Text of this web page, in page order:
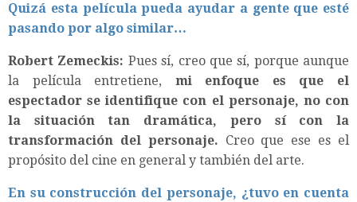
Quizá esta película pueda ayudar a gente que esté
pasando por algo similar…
Robert Zemeckis: Pues sí, creo que sí, porque aunque
la película entretiene, mi enfoque es que el
espectador se identifique con el personaje, no con
la situación tan dramática, pero sí con la
transformación del personaje. Creo que ese es el
propósito del cine en general y también del arte.
En su construcción del personaje, ¿tuvo en cuenta